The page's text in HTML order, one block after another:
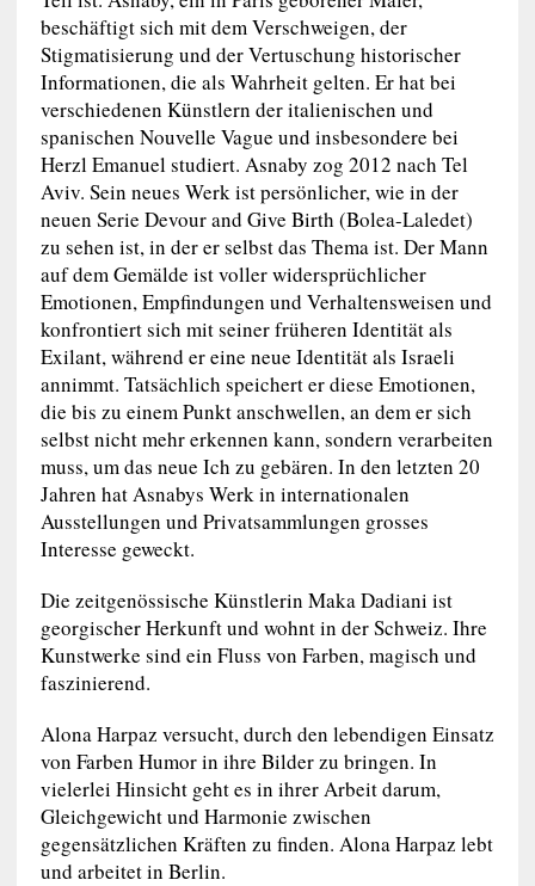
beschäftigt sich mit dem Verschweigen, der
Stigmatisierung und der Vertuschung historischer
Informationen, die als Wahrheit gelten. Er hat bei
verschiedenen Künstlern der italienischen und
spanischen Nouvelle Vague und insbesondere bei
Herzl Emanuel studiert. Asnaby zog 2012 nach Tel
Aviv. Sein neues Werk ist persönlicher, wie in der
neuen Serie Devour and Give Birth (Bolea-Laledet)
zu sehen ist, in der er selbst das Thema ist. Der Mann
auf dem Gemälde ist voller widersprüchlicher
Emotionen, Empfindungen und Verhaltensweisen und
konfrontiert sich mit seiner früheren Identität als
Exilant, während er eine neue Identität als Israeli
annimmt. Tatsächlich speichert er diese Emotionen,
die bis zu einem Punkt anschwellen, an dem er sich
selbst nicht mehr erkennen kann, sondern verarbeiten
muss, um das neue Ich zu gebären. In den letzten 20
Jahren hat Asnabys Werk in internationalen
Ausstellungen und Privatsammlungen grosses
Interesse geweckt.
Die zeitgenössische Künstlerin Maka Dadiani ist
georgischer Herkunft und wohnt in der Schweiz. Ihre
Kunstwerke sind ein Fluss von Farben, magisch und
faszinierend.
Alona Harpaz versucht, durch den lebendigen Einsatz
von Farben Humor in ihre Bilder zu bringen. In
vielerlei Hinsicht geht es in ihrer Arbeit darum,
Gleichgewicht und Harmonie zwischen
gegensätzlichen Kräften zu finden. Alona Harpaz lebt
und arbeitet in Berlin.